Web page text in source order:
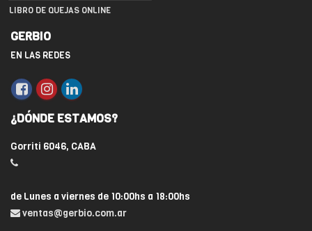
LIBRO DE QUEJAS ONLINE
GERBIO
EN LAS REDES
¿DÓNDE ESTAMOS?
Gorriti 6046, CABA
de Lunes a viernes de 10:00hs a 18:00hs
ventas@gerbio.com.ar